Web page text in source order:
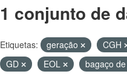
1 conjunto de
Etiquetas: geração CGH
GD
EOL bagaço